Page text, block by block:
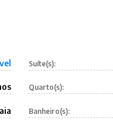
Suíte(s):
Quarto(s):
Banheiro(s):